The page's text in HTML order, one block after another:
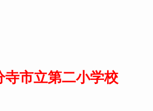
寺市立第二小学校